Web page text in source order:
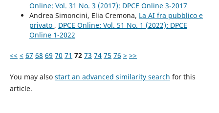
Online: Vol. 31 No. 3 (2017): DPCE Online 3-2017
Andrea Simoncini, Elia Cremona, La AI fra pubblico e
privato , DPCE Online: Vol. 51 No. 1 (2022): DPCE
Online 1-2022
<< < 67 68 69 70 71 72 73 74 75 76 > >>
You may also start an advanced similarity search for this
article.